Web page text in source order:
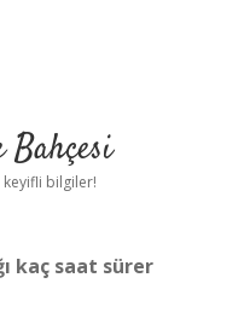
Bahçesi
bilgiler!
kaç saat sürer